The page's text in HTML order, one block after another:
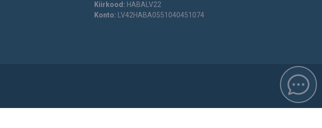
Kiirkood: HABALV22
Konto: LV42HABA0551040451074